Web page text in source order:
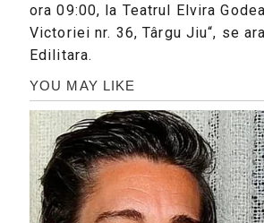
ora 09:00, la Teatrul Elvira
Victoriei nr. 36, Târgu Jiu“, se
Edilitara.